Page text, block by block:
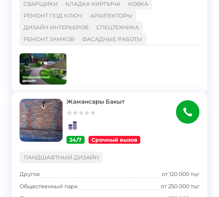
СВАРЩИКИ
КЛАДКА КИРПИЧА
КОВКА
РЕМОНТ ПОД КЛЮЧ
АРХИТЕКТОРЫ
ДИЗАЙН ИНТЕРЬЕРОВ
СПЕЦТЕХНИКА
РЕМОНТ ЗАМКОВ
ФАСАДНЫЕ РАБОТЫ
Жамансары Бакыт
24/7 Срочный вызов
ЛАНДШАФТНЫЙ ДИЗАЙН
Другое от120 000 тңг
Общественный парк
от250 000 тңг